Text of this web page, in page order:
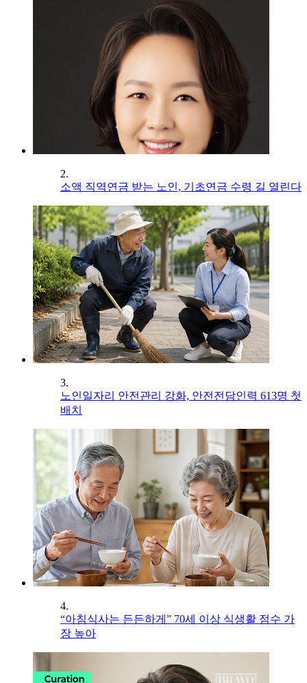
2.
소액 직역연금 받는 노인, 기초연금 수령 길 열린다
3.
노인일자리 안전관리 강화, 안전전담인력 613명 첫
배치
4.
“아침식사는 든든하게” 70세 이상 식생활 점수 가
장 높아